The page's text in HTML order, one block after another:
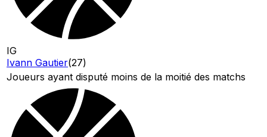
IG
Ivann Gautier(27)
Joueurs ayant disputé moins de la moitié des matchs